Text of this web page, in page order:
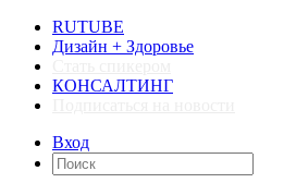
RUTUBE
Дизайн + Здоровье
КОНСАЛТИНГ
Вход